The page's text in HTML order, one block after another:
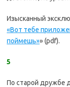
Изысканный
«Вот тебе
поймешь»» (pdf).
5
По старой дружбе